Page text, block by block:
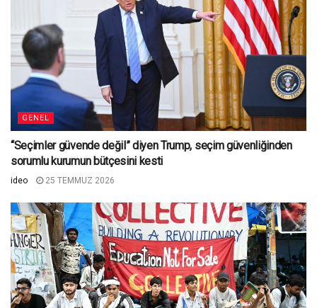
GENEL
“Seçimler güvende değil” diyen Trump, seçim güvenliğinden
sorumlu kurumun bütçesini kesti
ideo 25 TEMMUZ 2026